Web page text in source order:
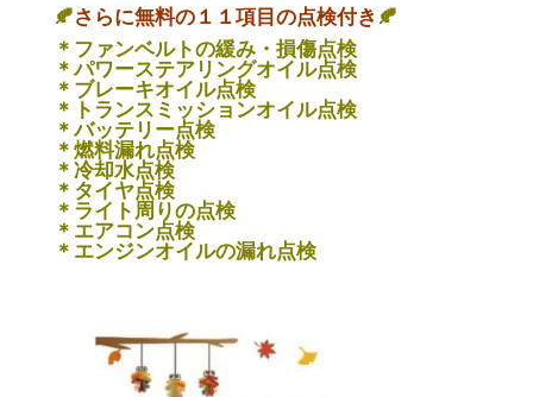
🍂さらに無料の１１項目の点検付き 🍂
＊ファンベルトの緩み・損傷点検
＊パワーステアリングオイル点検
＊ブレーキオイル点検
＊トランスミッションオイル点検
＊バッテリー点検
＊燃料漏れ点検
＊冷却水点検
＊タイヤ点検
＊ライト周りの点検
＊エアコン点検
＊エンジンオイルの漏れ点検